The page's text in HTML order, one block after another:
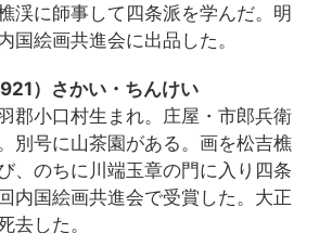
渓に師事して四条派を学んだ。明
国絵画共進会に出品した。
）さかい・ちんけい
郡小口村生まれ。庄屋・市郎兵衛
別号に山茶園がある。画を松吉樵
、のちに川端玉章の門に入り四条
内国絵画共進会で受賞した。大正
去した。